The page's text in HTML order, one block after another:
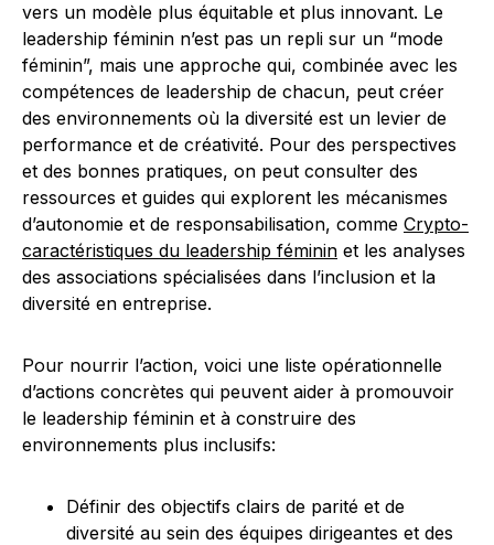
vers un modèle plus équitable et plus innovant. Le
leadership féminin n’est pas un repli sur un “mode
féminin”, mais une approche qui, combinée avec les
compétences de leadership de chacun, peut créer
des environnements où la diversité est un levier de
performance et de créativité. Pour des perspectives
et des bonnes pratiques, on peut consulter des
ressources et guides qui explorent les mécanismes
d’autonomie et de responsabilisation, comme Crypto-
caractéristiques du leadership féminin et les analyses
des associations spécialisées dans l’inclusion et la
diversité en entreprise.
Pour nourrir l’action, voici une liste opérationnelle
d’actions concrètes qui peuvent aider à promouvoir
le leadership féminin et à construire des
environnements plus inclusifs:
Définir des objectifs clairs de parité et de
diversité au sein des équipes dirigeantes et des